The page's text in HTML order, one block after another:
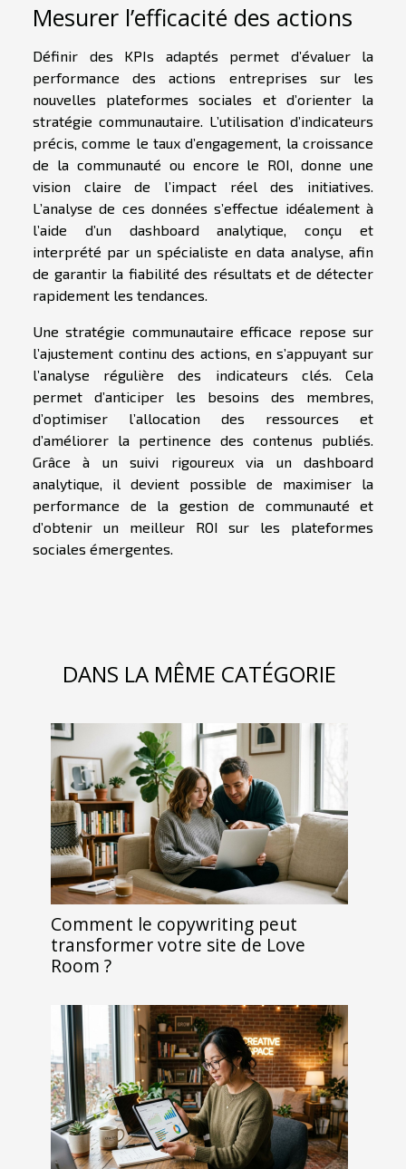
Mesurer l’efficacité des actions
Définir des KPIs adaptés permet d’évaluer la
performance des actions entreprises sur les
nouvelles plateformes sociales et d’orienter la
stratégie communautaire. L’utilisation d’indicateurs
précis, comme le taux d’engagement, la croissance
de la communauté ou encore le ROI, donne une
vision claire de l’impact réel des initiatives.
L’analyse de ces données s’effectue idéalement à
l’aide d’un dashboard analytique, conçu et
interprété par un spécialiste en data analyse, afin
de garantir la fiabilité des résultats et de détecter
rapidement les tendances.
Une stratégie communautaire efficace repose sur
l’ajustement continu des actions, en s’appuyant sur
l’analyse régulière des indicateurs clés. Cela
permet d’anticiper les besoins des membres,
d’optimiser l’allocation des ressources et
d’améliorer la pertinence des contenus publiés.
Grâce à un suivi rigoureux via un dashboard
analytique, il devient possible de maximiser la
performance de la gestion de communauté et
d’obtenir un meilleur ROI sur les plateformes
sociales émergentes.
DANS LA MÊME CATÉGORIE
Comment le copywriting peut
transformer votre site de Love
Room ?